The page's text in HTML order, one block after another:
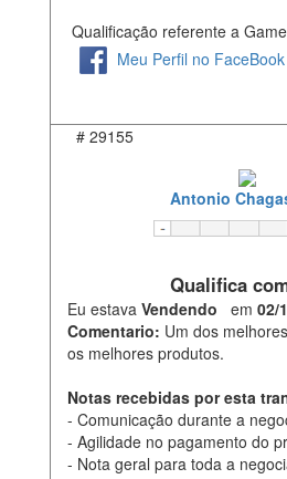
Qualificação referente a
Meu Perfil no FaceBook
# 29155
Antonio
Qualifica
Eu estava Vendendo em 02/
Comentario: Um dos
os melhores produtos.
Notas recebidas por esta
- Comunicação durante a
- Agilidade no pagamento do
- Nota geral para toda a